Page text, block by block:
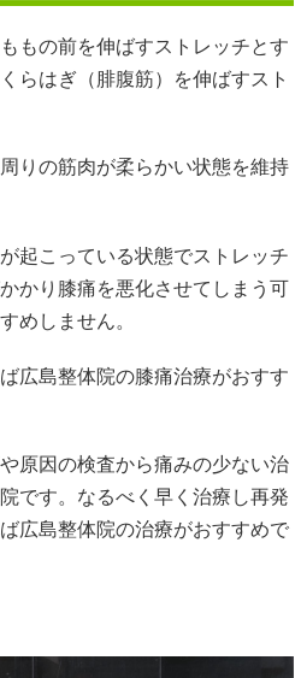
もの前を伸ばすストレッチとす
らはぎ（腓腹筋）を伸ばすスト
りの筋肉が柔らかい状態を維持
起こっている状態でストレッチ
かり膝痛を悪化させてしまう可
めしません。
広島整体院の膝痛治療がおすす
原因の検査から痛みの少ない治
です。なるべく早く治療し再発
広島整体院の治療がおすすめで